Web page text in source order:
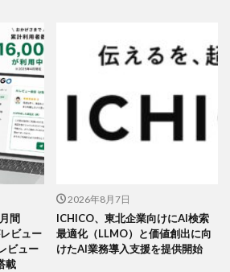
間
ビュー
ビュー
載
2026年8月7日
ICHICO、東北企業向けにAI検索
最適化（LLMO）と価値創出に向
けたAI業務導入支援を提供開始